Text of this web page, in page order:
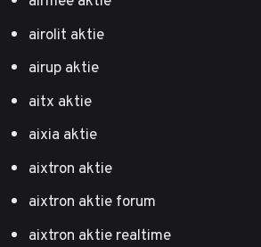
airolit aktie
airup aktie
aitx aktie
aixia aktie
aixtron aktie
aixtron aktie forum
aixtron aktie realtime